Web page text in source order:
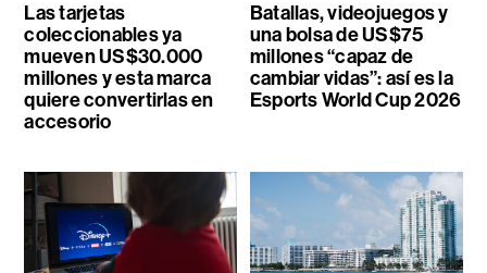
Las tarjetas
coleccionables ya
mueven US$30.000
millones y esta marca
quiere convertirlas en
accesorio
Batallas, videojuegos y
una bolsa de US$75
millones “capaz de
cambiar vidas”: así es la
Esports World Cup 2026